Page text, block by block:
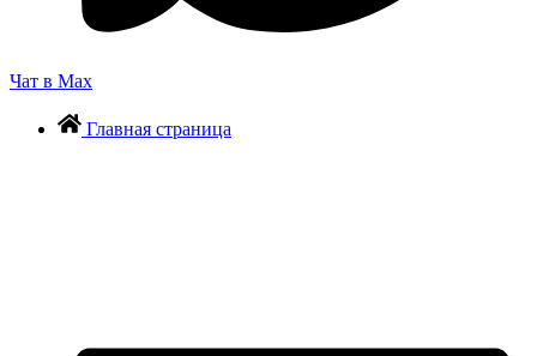
Чат в Max
Главная страница